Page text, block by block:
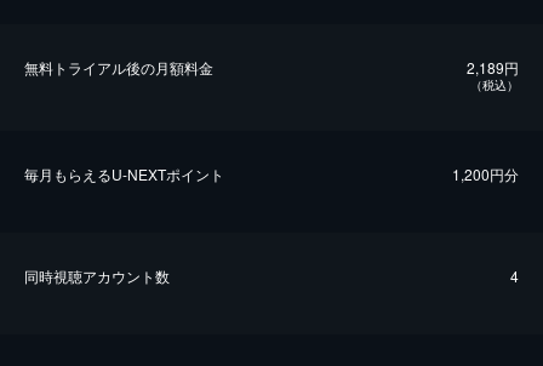
無料トライアル後の⽉額料金 2,189円
（税込）
毎⽉もらえるU-NEXTポイント 1,200円分
同時視聴アカウント数 4